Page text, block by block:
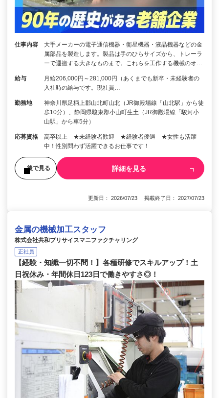
仕事内容
大手メーカーの電子通信機器・衛星機器・液晶機器などの金
属部品を製造します。製品は手のひらサイズから、トレーラ
ーで運搬する大きなものまで。これらを工作する機械のオ…
給与
月給206,000円～281,000円（あくまでも新卒・未経験者の
入社時の給与です。現社員…
勤務地
神奈川県足柄上郡山北町山北（JR御殿場線「山北駅」から徒
歩10分）、静岡県駿東郡小山町生土（JR御殿場線「駿河小
山駅」から車5分）
応募資格
高卒以上 ★未経験者歓迎 ★経験者優遇 ★女性も活躍
中！性別問わず活躍できるお仕事です！
後で見る 詳細を見る
更新日： 2026/07/23 掲載終了日： 2027/07/23
金属の機械加工スタッフ
株式会社共和プリサイスマニファクチャリング
正社員
【経験・知識一切不問！】各種研修でスキルアップ！土
日祝休み・年間休日123日で働きやすさ◎！